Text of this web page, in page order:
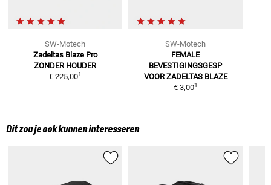
SW-Motech
Zadeltas Blaze Pro
ZONDER HOUDER
€ 225,001
SW-Motech
FEMALE
BEVESTIGINGSGESP
VOOR ZADELTAS BLAZE
€ 3,001
Dit zou je ook kunnen interesseren